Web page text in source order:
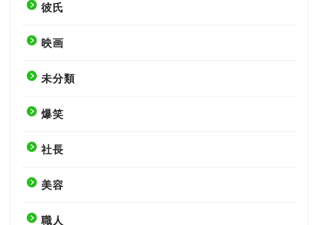
彼氏
映画
未分類
爆笑
社長
美容
職人